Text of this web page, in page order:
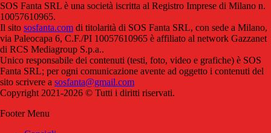
SOS Fanta SRL è una società iscritta al Registro Imprese di Milano n.
10057610965.
Il sito sosfanta.com di titolarità di SOS Fanta SRL, con sede a Milano,
via Paleocapa 6, C.F./PI 10057610965 è affiliato al network Gazzanet
di RCS Mediagroup S.p.a..
Unico responsabile dei contenuti (testi, foto, video e grafiche) è SOS
Fanta SRL; per ogni comunicazione avente ad oggetto i contenuti del
sito scrivere a sosfanta@gmail.com
Copyright 2021-2026 © Tutti i diritti riservati.
Footer Menu